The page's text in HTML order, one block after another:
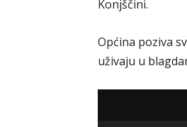
Konjščini.
Općina poziva
uživaju u